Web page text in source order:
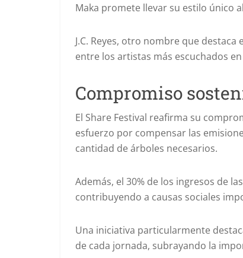
Maka promete llevar su estilo único
J.C. Reyes, otro nombre que
entre los artistas más escuchados
Compromiso
El Share Festival reafirma su
esfuerzo por compensar las
cantidad de árboles necesarios.
Además, el 30% de los ingresos de
contribuyendo a causas sociales
Una iniciativa particularmente
de cada jornada, subrayando la